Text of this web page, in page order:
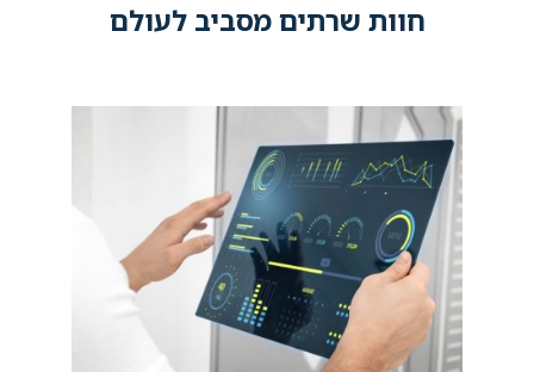
חוות שרתים מסביב לעולם